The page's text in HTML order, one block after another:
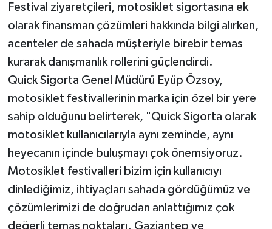
Festival ziyaretçileri, motosiklet sigortasına ek
olarak finansman çözümleri hakkında bilgi alırken,
acenteler de sahada müşteriyle birebir temas
kurarak danışmanlık rollerini güçlendirdi.
Quick Sigorta Genel Müdürü Eyüp Özsoy,
motosiklet festivallerinin marka için özel bir yere
sahip olduğunu belirterek, "Quick Sigorta olarak
motosiklet kullanıcılarıyla aynı zeminde, aynı
heyecanın içinde buluşmayı çok önemsiyoruz.
Motosiklet festivalleri bizim için kullanıcıyı
dinlediğimiz, ihtiyaçları sahada gördüğümüz ve
çözümlerimizi de doğrudan anlattığımız çok
değerli temas noktaları. Gaziantep ve